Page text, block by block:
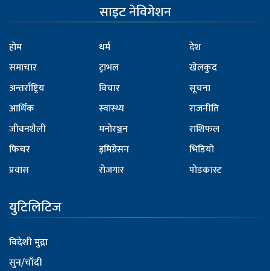
साइट नेविगेशन
होम
समाचार
अन्तर्राष्ट्रिय
आर्थिक
जीवनशैली
फिचर
प्रवास
धर्म
ट्राभल
विचार
स्वास्थ्य
मनोरञ्जन
इमिग्रेसन
रोजगार
देश
खेलकुद
सूचना
राजनीति
राशिफल
भिडियो
पोडकास्ट
युटिलिटिज
विदेशी मुद्रा
सुन/चाँदी